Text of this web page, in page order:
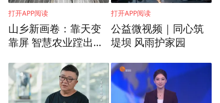
打开APP阅读
山乡新画卷：靠天变
靠屏 智慧农业蹚出新
打开APP阅读
公益微视频｜同心筑
堤坝 风雨护家园